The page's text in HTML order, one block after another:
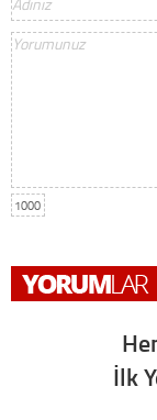
1000
İlk